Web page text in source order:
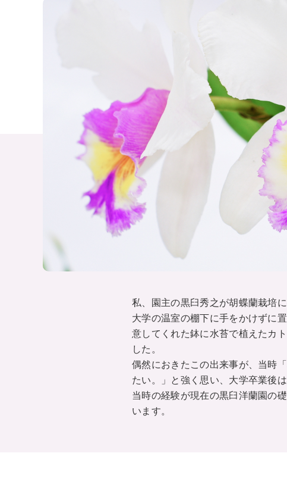
私、園主の黒臼秀之が胡蝶蘭栽培
大学の温室の棚下に手をかけずに
意してくれた鉢に水苔で植えたカ
した。
偶然におきたこの出来事が、当時
たい。」と強く思い、大学卒業後
当時の経験が現在の黒臼洋蘭園の
います。